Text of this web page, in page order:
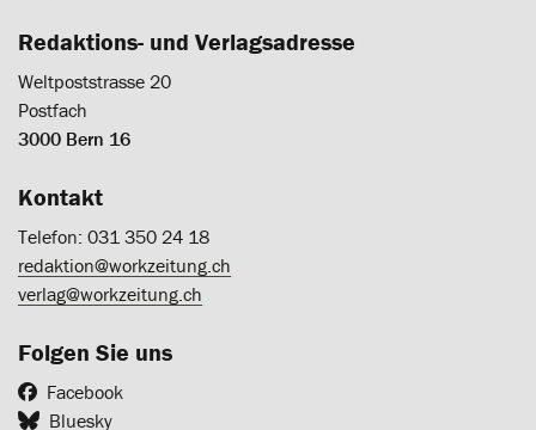
Redaktions- und Verlagsadresse
Weltpoststrasse 20
Postfach
3000 Bern 16
Kontakt
Telefon: 031 350 24 18
redaktion@workzeitung.ch
verlag@workzeitung.ch
Folgen Sie uns
Facebook
Bluesky